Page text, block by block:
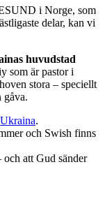
i Norge, som
delar, kan vi
huvudstad
som är pastor i
stora – speciellt
gåva.
Ukraina.
och Swish finns
att Gud sänder